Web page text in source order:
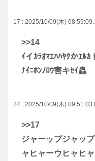
17 : 2025/10/09(木)
>>14
ｲイｶﾗｵﾏｴﾊﾊﾔｸかｴﾙｶ
ﾅｲﾆﾎﾝﾉﾛｳ害キｾｲ蟲
24 : 2025/10/09(木)
>>17
ジャーップジャッ
ャヒャーウヒャヒ